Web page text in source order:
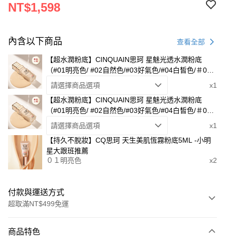
NT$1,598
內含以下商品 查看全部
【超水潤粉底】CINQUAIN思珂 星魅光透水潤粉底
（#01明亮色/ #02自然色/#03好氣色/#04白皙色/＃05
瓷白色 /＃06柔膚色）
請選擇商品選項
x1
【超水潤粉底】CINQUAIN思珂 星魅光透水潤粉底
（#01明亮色/ #02自然色/#03好氣色/#04白皙色/＃05
瓷白色 /＃06柔膚色）
請選擇商品選項
x1
【持久不脫妝】CQ思珂 天生美肌恆霧粉底5ML -小明
星大跟班推薦
０１明亮色
x2
付款與運送方式
超取滿NT$499免運
信用卡一次付款
商品特色